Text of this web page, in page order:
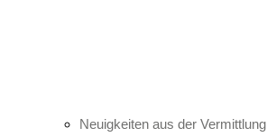
Neuigkeiten aus der Vermittlung